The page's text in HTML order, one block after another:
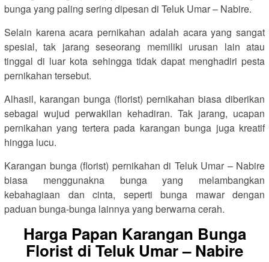
bunga yang paling sering dipesan di Teluk Umar – Nabire.
Selain karena acara pernikahan adalah acara yang sangat
spesial, tak jarang seseorang memiliki urusan lain atau
tinggal di luar kota sehingga tidak dapat menghadiri pesta
pernikahan tersebut.
Alhasil, karangan bunga (florist) pernikahan biasa diberikan
sebagai wujud perwakilan kehadiran. Tak jarang, ucapan
pernikahan yang tertera pada karangan bunga juga kreatif
hingga lucu.
Karangan bunga (florist) pernikahan di Teluk Umar – Nabire
biasa menggunakna bunga yang melambangkan
kebahagiaan dan cinta, seperti bunga mawar dengan
paduan bunga-bunga lainnya yang berwarna cerah.
Harga Papan Karangan Bunga
Florist di Teluk Umar – Nabire